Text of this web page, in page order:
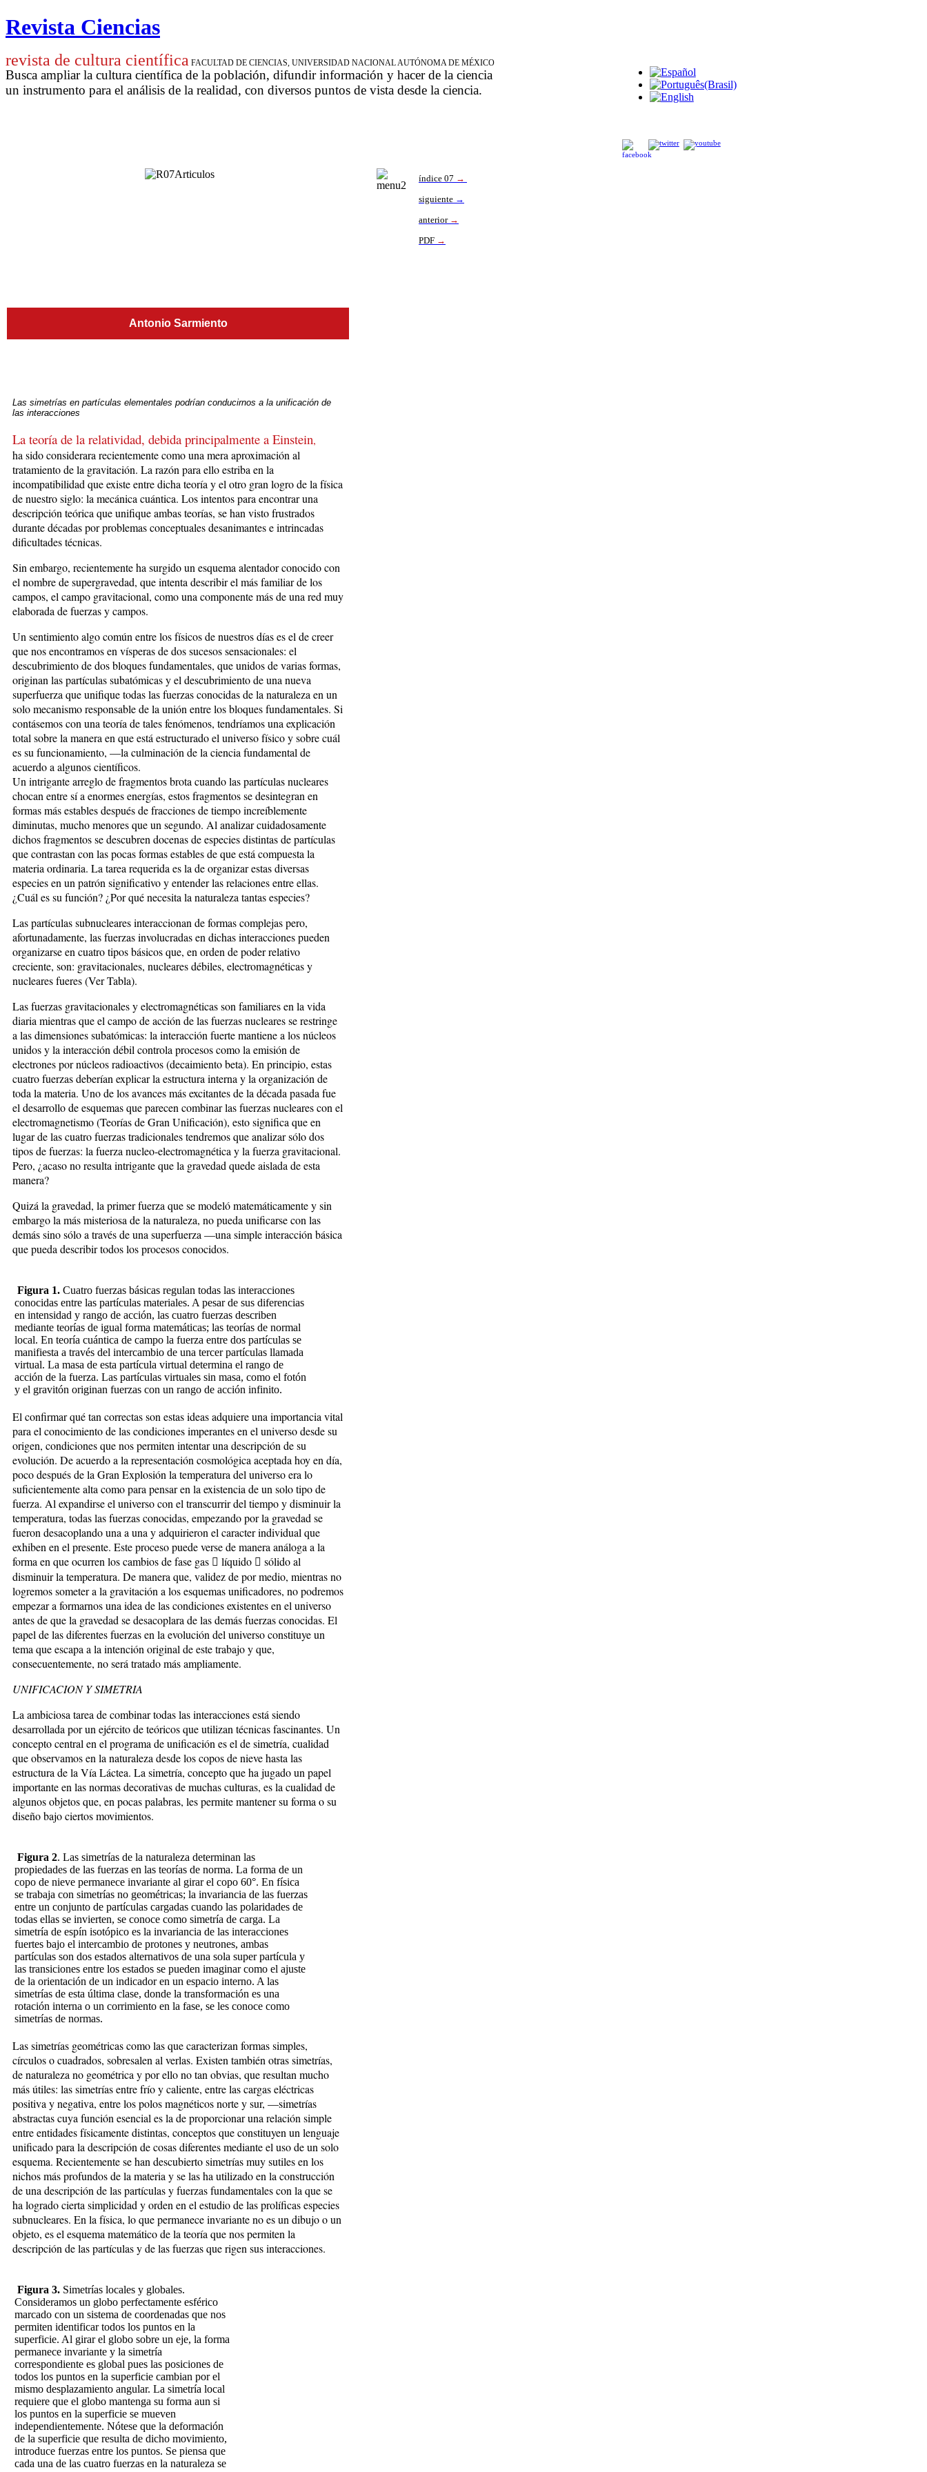
Revista Ciencias
revista de cultura científica FACULTAD DE CIENCIAS, UNIVERSIDAD NACIONAL AUTÓNOMA DE MÉXICO
Busca ampliar la cultura científica de la población, difundir información y hacer de la ciencia
un instrumento para el análisis de la realidad, con diversos puntos de vista desde la ciencia.
índice 07 →
siguiente →
anterior →
PDF →
Antonio Sarmiento
Las simetrías en partículas elementales podrían conducirnos a la unificación de
las interacciones
La teoría de la relatividad, debida principalmente a Einstein,
ha sido considerara recientemente como una mera aproximación al
tratamiento de la gravitación. La razón para ello estriba en la
incompatibilidad que existe entre dicha teoría y el otro gran logro de la física
de nuestro siglo: la mecánica cuántica. Los intentos para encontrar una
descripción teórica que unifique ambas teorías, se han visto frustrados
durante décadas por problemas conceptuales desanimantes e intrincadas
dificultades técnicas.
Sin embargo, recientemente ha surgido un esquema alentador conocido con
el nombre de supergravedad, que intenta describir el más familiar de los
campos, el campo gravitacional, como una componente más de una red muy
elaborada de fuerzas y campos.
Un sentimiento algo común entre los físicos de nuestros días es el de creer
que nos encontramos en vísperas de dos sucesos sensacionales: el
descubrimiento de dos bloques fundamentales, que unidos de varias formas,
originan las partículas subatómicas y el descubrimiento de una nueva
superfuerza que unifique todas las fuerzas conocidas de la naturaleza en un
solo mecanismo responsable de la unión entre los bloques fundamentales. Si
contásemos con una teoría de tales fenómenos, tendríamos una explicación
total sobre la manera en que está estructurado el universo físico y sobre cuál
es su funcionamiento, —la culminación de la ciencia fundamental de
acuerdo a algunos científicos.
Un intrigante arreglo de fragmentos brota cuando las partículas nucleares
chocan entre sí a enormes energías, estos fragmentos se desintegran en
formas más estables después de fracciones de tiempo increíblemente
diminutas, mucho menores que un segundo. Al analizar cuidadosamente
dichos fragmentos se descubren docenas de especies distintas de partículas
que contrastan con las pocas formas estables de que está compuesta la
materia ordinaria. La tarea requerida es la de organizar estas diversas
especies en un patrón significativo y entender las relaciones entre ellas.
¿Cuál es su función? ¿Por qué necesita la naturaleza tantas especies?
Las partículas subnucleares interaccionan de formas complejas pero,
afortunadamente, las fuerzas involucradas en dichas interacciones pueden
organizarse en cuatro tipos básicos que, en orden de poder relativo
creciente, son: gravitacionales, nucleares débiles, electromagnéticas y
nucleares fueres (Ver Tabla).
Las fuerzas gravitacionales y electromagnéticas son familiares en la vida
diaria mientras que el campo de acción de las fuerzas nucleares se restringe
a las dimensiones subatómicas: la interacción fuerte mantiene a los núcleos
unidos y la interacción débil controla procesos como la emisión de
electrones por núcleos radioactivos (decaimiento beta). En principio, estas
cuatro fuerzas deberían explicar la estructura interna y la organización de
toda la materia. Uno de los avances más excitantes de la década pasada fue
el desarrollo de esquemas que parecen combinar las fuerzas nucleares con el
electromagnetismo (Teorías de Gran Unificación), esto significa que en
lugar de las cuatro fuerzas tradicionales tendremos que analizar sólo dos
tipos de fuerzas: la fuerza nucleo-electromagnética y la fuerza gravitacional.
Pero, ¿acaso no resulta intrigante que la gravedad quede aislada de esta
manera?
Quizá la gravedad, la primer fuerza que se modeló matemáticamente y sin
embargo la más misteriosa de la naturaleza, no pueda unificarse con las
demás sino sólo a través de una superfuerza —una simple interacción básica
que pueda describir todos los procesos conocidos.
Figura 1. Cuatro fuerzas básicas regulan todas las interacciones
conocidas entre las partículas materiales. A pesar de sus diferencias
en intensidad y rango de acción, las cuatro fuerzas describen
mediante teorías de igual forma matemáticas; las teorías de normal
local. En teoría cuántica de campo la fuerza entre dos partículas se
manifiesta a través del intercambio de una tercer partículas llamada
virtual. La masa de esta partícula virtual determina el rango de
acción de la fuerza. Las partículas virtuales sin masa, como el fotón
y el gravitón originan fuerzas con un rango de acción infinito.
El confirmar qué tan correctas son estas ideas adquiere una importancia vital
para el conocimiento de las condiciones imperantes en el universo desde su
origen, condiciones que nos permiten intentar una descripción de su
evolución. De acuerdo a la representación cosmológica aceptada hoy en día,
poco después de la Gran Explosión la temperatura del universo era lo
suficientemente alta como para pensar en la existencia de un solo tipo de
fuerza. Al expandirse el universo con el transcurrir del tiempo y disminuir la
temperatura, todas las fuerzas conocidas, empezando por la gravedad se
fueron desacoplando una a una y adquirieron el caracter individual que
exhiben en el presente. Este proceso puede verse de manera análoga a la
forma en que ocurren los cambios de fase gas  líquido  sólido al
disminuir la temperatura. De manera que, validez de por medio, mientras no
logremos someter a la gravitación a los esquemas unificadores, no podremos
empezar a formarnos una idea de las condiciones existentes en el universo
antes de que la gravedad se desacoplara de las demás fuerzas conocidas. El
papel de las diferentes fuerzas en la evolución del universo constituye un
tema que escapa a la intención original de este trabajo y que,
consecuentemente, no será tratado más ampliamente.
UNIFICACION Y SIMETRIA
La ambiciosa tarea de combinar todas las interacciones está siendo
desarrollada por un ejército de teóricos que utilizan técnicas fascinantes. Un
concepto central en el programa de unificación es el de simetría, cualidad
que observamos en la naturaleza desde los copos de nieve hasta las
estructura de la Vía Láctea. La simetría, concepto que ha jugado un papel
importante en las normas decorativas de muchas culturas, es la cualidad de
algunos objetos que, en pocas palabras, les permite mantener su forma o su
diseño bajo ciertos movimientos.
Figura 2. Las simetrías de la naturaleza determinan las
propiedades de las fuerzas en las teorías de norma. La forma de un
copo de nieve permanece invariante al girar el copo 60°. En física
se trabaja con simetrías no geométricas; la invariancia de las fuerzas
entre un conjunto de partículas cargadas cuando las polaridades de
todas ellas se invierten, se conoce como simetría de carga. La
simetría de espín isotópico es la invariancia de las interacciones
fuertes bajo el intercambio de protones y neutrones, ambas
partículas son dos estados alternativos de una sola super partícula y
las transiciones entre los estados se pueden imaginar como el ajuste
de la orientación de un indicador en un espacio interno. A las
simetrías de esta última clase, donde la transformación es una
rotación interna o un corrimiento en la fase, se les conoce como
simetrías de normas.
Las simetrías geométricas como las que caracterizan formas simples,
círculos o cuadrados, sobresalen al verlas. Existen también otras simetrías,
de naturaleza no geométrica y por ello no tan obvias, que resultan mucho
más útiles: las simetrías entre frío y caliente, entre las cargas eléctricas
positiva y negativa, entre los polos magnéticos norte y sur, —simetrías
abstractas cuya función esencial es la de proporcionar una relación simple
entre entidades físicamente distintas, conceptos que constituyen un lenguaje
unificado para la descripción de cosas diferentes mediante el uso de un solo
esquema. Recientemente se han descubierto simetrías muy sutiles en los
nichos más profundos de la materia y se las ha utilizado en la construcción
de una descripción de las partículas y fuerzas fundamentales con la que se
ha logrado cierta simplicidad y orden en el estudio de las prolíficas especies
subnucleares. En la física, lo que permanece invariante no es un dibujo o un
objeto, es el esquema matemático de la teoría que nos permiten la
descripción de las partículas y de las fuerzas que rigen sus interacciones.
Figura 3. Simetrías locales y globales.
Consideramos un globo perfectamente esférico
marcado con un sistema de coordenadas que nos
permiten identificar todos los puntos en la
superficie. Al girar el globo sobre un eje, la forma
permanece invariante y la simetría
correspondiente es global pues las posiciones de
todos los puntos en la superficie cambian por el
mismo desplazamiento angular. La simetría local
requiere que el globo mantenga su forma aun si
los puntos en la superficie se mueven
independientemente. Nótese que la deformación
de la superficie que resulta de dicho movimiento,
introduce fuerzas entre los puntos. Se piensa que
cada una de las cuatro fuerzas en la naturaleza se